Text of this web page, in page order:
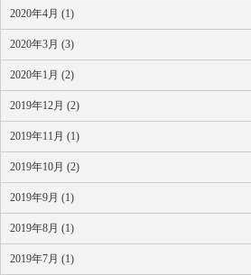
2020年4月 (1)
2020年3月 (3)
2020年1月 (2)
2019年12月 (2)
2019年11月 (1)
2019年10月 (2)
2019年9月 (1)
2019年8月 (1)
2019年7月 (1)